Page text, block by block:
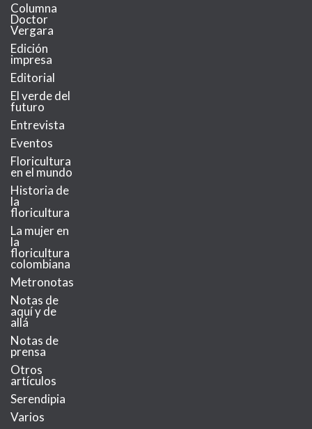
Columna
Doctor
Vergara
Edición
impresa
Editorial
El verde del
futuro
Entrevista
Eventos
Floricultura
en el mundo
Historia de
la
floricultura
La mujer en
la
floricultura
colombiana
Metronotas
Notas de
aquí y de
allá
Notas de
prensa
Otros
artículos
Serendipia
Varios